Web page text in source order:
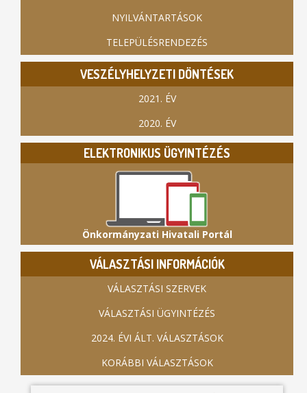
NYILVÁNTARTÁSOK
TELEPÜLÉSRENDEZÉS
VESZÉLYHELYZETI DÖNTÉSEK
2021. ÉV
2020. ÉV
ELEKTRONIKUS ÜGYINTÉZÉS
Önkormányzati Hivatali Portál
VÁLASZTÁSI INFORMÁCIÓK
VÁLASZTÁSI SZERVEK
VÁLASZTÁSI ÜGYINTÉZÉS
2024. ÉVI ÁLT. VÁLASZTÁSOK
KORÁBBI VÁLASZTÁSOK